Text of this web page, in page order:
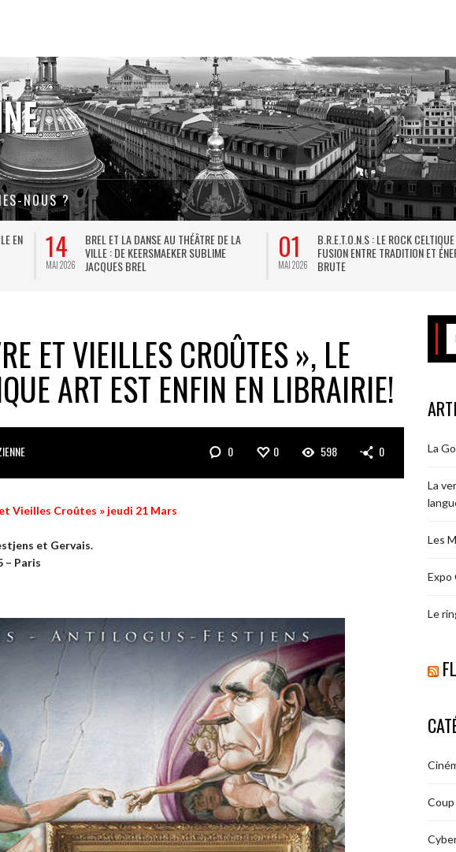
NOUS ?
EN
14
MAI 2026
BREL ET LA DANSE AU THÉÂTRE DE LA
VILLE : DE KEERSMAEKER SUBLIME
JACQUES BREL
01
MAI 2026
B.R.E.T.O.N.S : LE ROCK
FUSION ENTRE TRADITION ET
BRUTE
ET VIEILLES CROÛTES », LE
ART EST ENFIN EN LIBRAIRIE!
0 0 598 0
Vieilles Croûtes » jeudi 21 Mars
et Gervais.
– Paris
La
La
Les
Expo
Le